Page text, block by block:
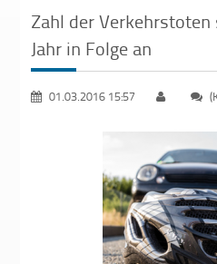
Zahl der
Jahr in Folge an
01.03.2016 15:57